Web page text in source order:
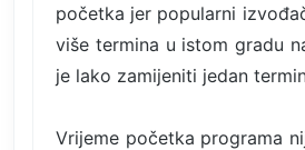
početka jer popularni
više termina u istom gradu
je lako zamijeniti jedan
Vrijeme početka programa